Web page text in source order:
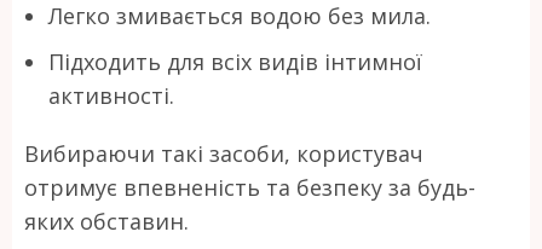
Легко змивається водою без мила.
Підходить для всіх видів інтимної
активності.
Вибираючи такі засоби, користувач
отримує впевненість та безпеку за будь-
яких обставин.